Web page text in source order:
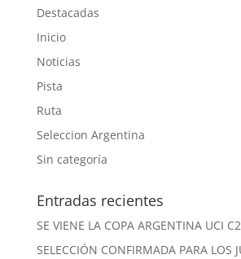
Destacadas
Inicio
Noticias
Pista
Ruta
Seleccion Argentina
Sin categoría
Entradas recientes
SE VIENE LA COPA ARGENTINA UCI C2
SELECCIÓN CONFIRMADA PARA LOS